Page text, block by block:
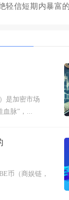
轻信短期内暴富的
是加密市场
脉”，...
币（商娱链，